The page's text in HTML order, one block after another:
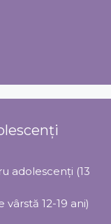
adolescenți (13
12-19 ani)